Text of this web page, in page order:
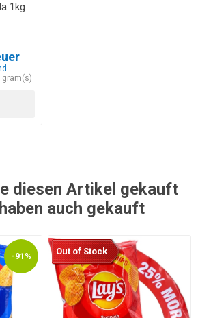
1kg
gram(s)
diesen Artikel gekauft
auch gekauft
-91% Out of Stock